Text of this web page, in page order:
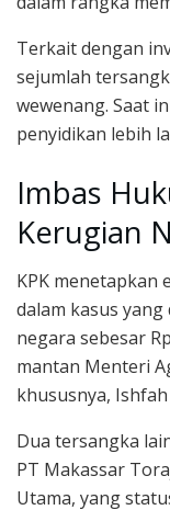
Terkait dengan
sejumlah
wewenang. Saat
penyidikan lebih
Imbas
Kerugian
KPK menetapkan
dalam kasus
negara sebesar
mantan Menteri
khususnya, Ishfah
Dua tersangka
PT Makassar
Utama, yang